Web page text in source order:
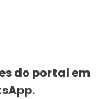
do portal em